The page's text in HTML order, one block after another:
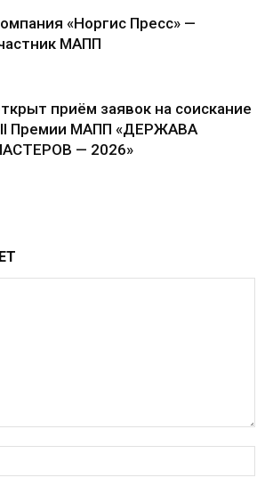
«Норгис Пресс» —
МАПП
приём заявок на соискание
Премии МАПП «ДЕРЖАВА
— 2026»